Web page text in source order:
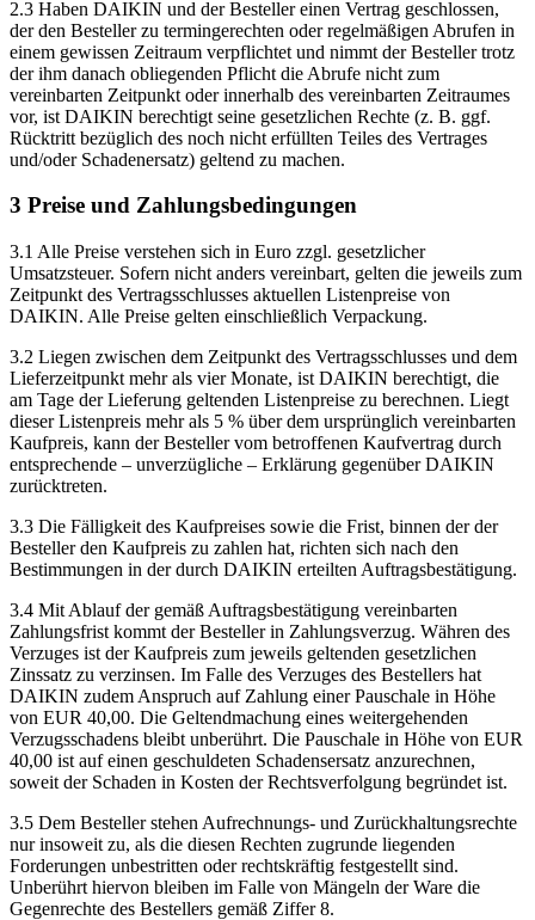
2.3 Haben DAIKIN und der Besteller einen Vertrag geschlossen,
der den Besteller zu termingerechten oder regelmäßigen Abrufen in
einem gewissen Zeitraum verpflichtet und nimmt der Besteller trotz
der ihm danach obliegenden Pflicht die Abrufe nicht zum
vereinbarten Zeitpunkt oder innerhalb des vereinbarten Zeitraumes
vor, ist DAIKIN berechtigt seine gesetzlichen Rechte (z. B. ggf.
Rücktritt bezüglich des noch nicht erfüllten Teiles des Vertrages
und/oder Schadenersatz) geltend zu machen.
3 Preise und Zahlungsbedingungen
3.1 Alle Preise verstehen sich in Euro zzgl. gesetzlicher
Umsatzsteuer. Sofern nicht anders vereinbart, gelten die jeweils zum
Zeitpunkt des Vertragsschlusses aktuellen Listenpreise von
DAIKIN. Alle Preise gelten einschließlich Verpackung.
3.2 Liegen zwischen dem Zeitpunkt des Vertragsschlusses und dem
Lieferzeitpunkt mehr als vier Monate, ist DAIKIN berechtigt, die
am Tage der Lieferung geltenden Listenpreise zu berechnen. Liegt
dieser Listenpreis mehr als 5 % über dem ursprünglich vereinbarten
Kaufpreis, kann der Besteller vom betroffenen Kaufvertrag durch
entsprechende – unverzügliche – Erklärung gegenüber DAIKIN
zurücktreten.
3.3 Die Fälligkeit des Kaufpreises sowie die Frist, binnen der der
Besteller den Kaufpreis zu zahlen hat, richten sich nach den
Bestimmungen in der durch DAIKIN erteilten Auftragsbestätigung.
3.4 Mit Ablauf der gemäß Auftragsbestätigung vereinbarten
Zahlungsfrist kommt der Besteller in Zahlungsverzug. Währen des
Verzuges ist der Kaufpreis zum jeweils geltenden gesetzlichen
Zinssatz zu verzinsen. Im Falle des Verzuges des Bestellers hat
DAIKIN zudem Anspruch auf Zahlung einer Pauschale in Höhe
von EUR 40,00. Die Geltendmachung eines weitergehenden
Verzugsschadens bleibt unberührt. Die Pauschale in Höhe von EUR
40,00 ist auf einen geschuldeten Schadensersatz anzurechnen,
soweit der Schaden in Kosten der Rechtsverfolgung begründet ist.
3.5 Dem Besteller stehen Aufrechnungs- und Zurückhaltungsrechte
nur insoweit zu, als die diesen Rechten zugrunde liegenden
Forderungen unbestritten oder rechtskräftig festgestellt sind.
Unberührt hiervon bleiben im Falle von Mängeln der Ware die
Gegenrechte des Bestellers gemäß Ziffer 8.